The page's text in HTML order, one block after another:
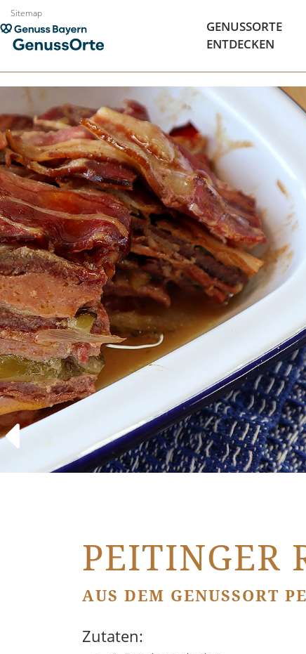
Zum
Inhalt
springen
Sitemap
GENUSSORTE
ENTDECKEN
PEITINGER
AUS DEM GENUSSORT
Zutaten: